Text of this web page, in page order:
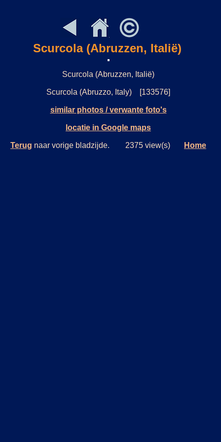
Scurcola (Abruzzen, Italië)
Scurcola (Abruzzen, Italië)
Scurcola (Abruzzo, Italy) [133576]
similar photos / verwante foto's
locatie in Google maps
Terug naar vorige bladzijde. 2375 view(s) Home